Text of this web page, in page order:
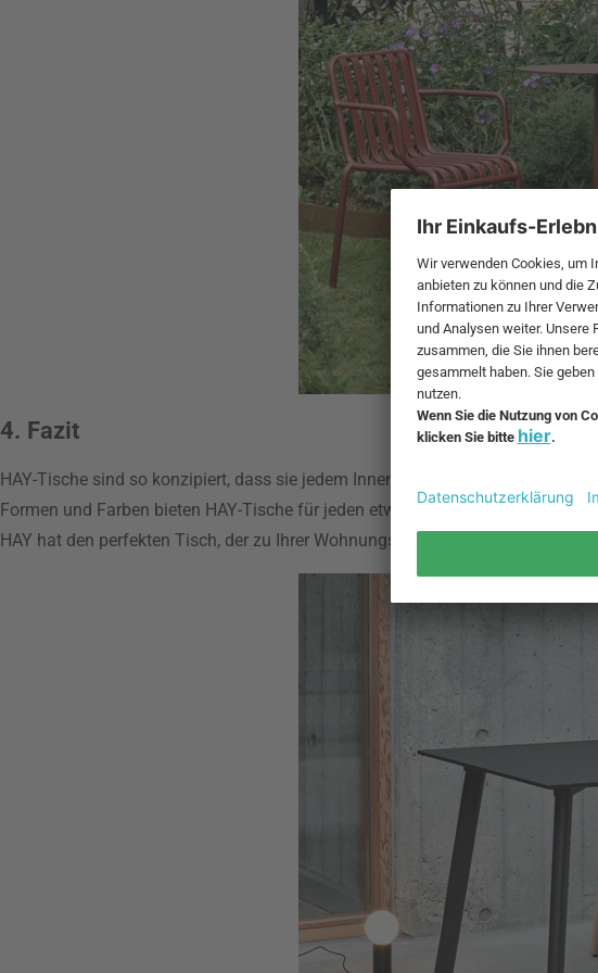
4. Fazit
HAY-Tische sind so konzipiert, dass sie jedem Innen- oder Außenbereich Stil
Formen und Farben bieten HAY-Tische für jeden etwas. Egal, ob Sie ein
HAY hat den perfekten Tisch, der zu Ihrer Wohnungseinrichtung passt.